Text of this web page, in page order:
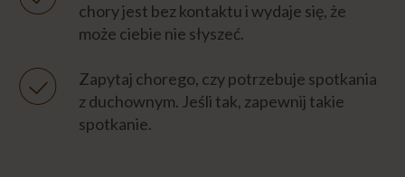
chory jest bez kontaktu i wydaje się, że
może ciebie nie słyszeć.
Zapytaj chorego, czy potrzebuje spotkania
z duchownym. Jeśli tak, zapewnij takie
spotkanie.